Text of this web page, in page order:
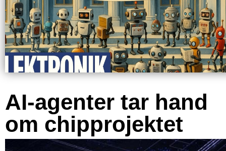
AI-agenter tar hand
om chipprojektet